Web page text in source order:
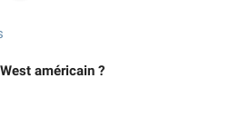
américain ?